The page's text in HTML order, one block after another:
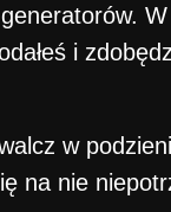
i
w
na nie